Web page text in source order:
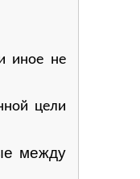
иное не
цели
между